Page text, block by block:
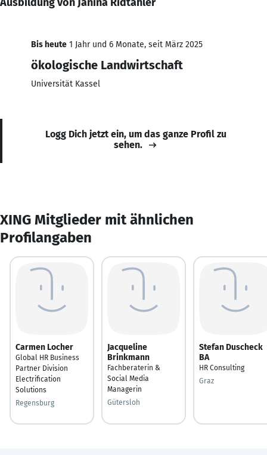
Bis heute 1 Jahr und 6 Monate, seit März 2025
ökologische Landwirtschaft
Universität Kassel
Logg Dich jetzt ein, um das ganze Profil zu
sehen.
XING Mitglieder mit ähnlichen
Profilangaben
Carmen Locher
Global HR Business
Partner Division
Electrification
Solutions
Regensburg
Jacqueline
Brinkmann
Fachberaterin &
Social Media
Managerin
Gütersloh
Stefan Duscheck
BA
HR Consulting
Graz